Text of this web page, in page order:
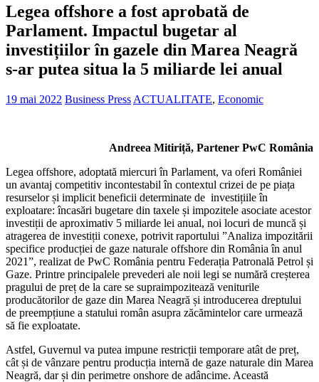
Legea offshore a fost aprobată de
Parlament. Impactul bugetar al
investițiilor în gazele din Marea Neagră
s-ar putea situa la 5 miliarde lei anual
19 mai 2022 Business Press ACTUALITATE, Economic
Andreea Mitiriță, Partener PwC România
Legea offshore, adoptată miercuri în Parlament, va oferi României
un avantaj competitiv incontestabil în contextul crizei de pe piața
resurselor și implicit beneficii determinate de investițiile în
exploatare: încasări bugetare din taxele și impozitele asociate acestor
investiții de aproximativ 5 miliarde lei anual, noi locuri de muncă și
atragerea de investiții conexe, potrivit raportului ”Analiza impozitării
specifice producției de gaze naturale offshore din România în anul
2021”, realizat de PwC România pentru Federația Patronală Petrol și
Gaze. Printre principalele prevederi ale noii legi se numără creșterea
pragului de preț de la care se supraimpozitează veniturile
producătorilor de gaze din Marea Neagră și introducerea dreptului
de preempțiune a statului român asupra zăcămintelor care urmează
să fie exploatate.
Astfel, Guvernul va putea impune restricții temporare atât de preț,
cât și de vânzare pentru producția internă de gaze naturale din Marea
Neagră, dar și din perimetre onshore de adâncime. Această